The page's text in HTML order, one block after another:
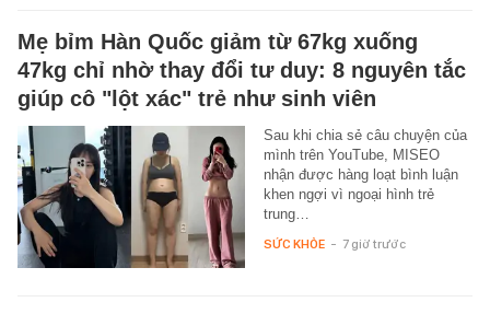
Mẹ bỉm Hàn Quốc giảm từ 67kg xuống
47kg chỉ nhờ thay đổi tư duy: 8 nguyên tắc
giúp cô "lột xác" trẻ như sinh viên
Sau khi chia sẻ câu chuyện của
mình trên YouTube, MISEO
nhận được hàng loạt bình luận
khen ngợi vì ngoại hình trẻ
trung…
SỨC KHỎE - 7 giờ trước